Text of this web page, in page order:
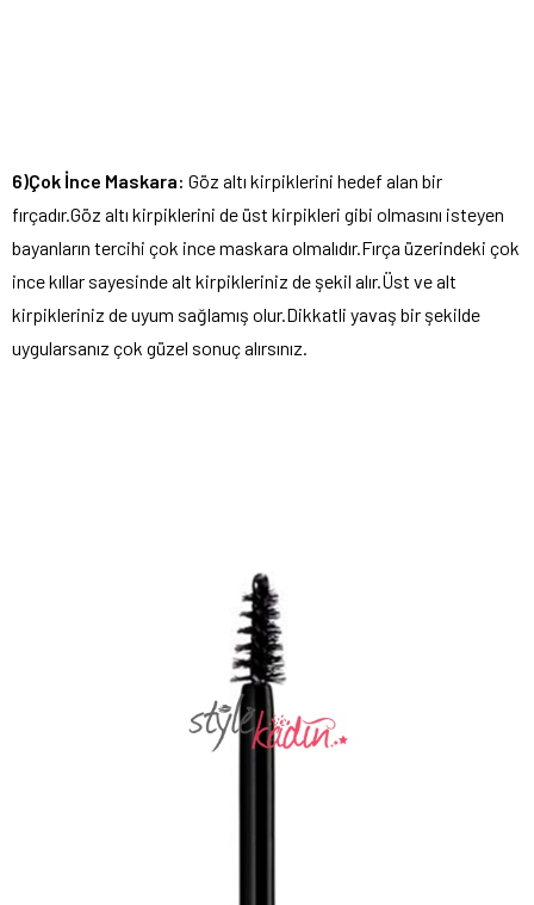
6)Çok İnce Maskara: Göz altı kirpiklerini hedef alan bir
fırçadır.Göz altı kirpiklerini de üst kirpikleri gibi olmasını isteyen
bayanların tercihi çok ince maskara olmalıdır.Fırça üzerindeki çok
ince kıllar sayesinde alt kirpikleriniz de şekil alır.Üst ve alt
kirpikleriniz de uyum sağlamış olur.Dikkatli yavaş bir şekilde
uygularsanız çok güzel sonuç alırsınız.